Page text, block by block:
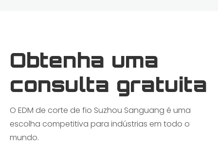
Obtenha uma
consulta gratuita
O EDM de corte de fio Suzhou Sanguang é uma
escolha competitiva para indústrias em todo o
mundo.